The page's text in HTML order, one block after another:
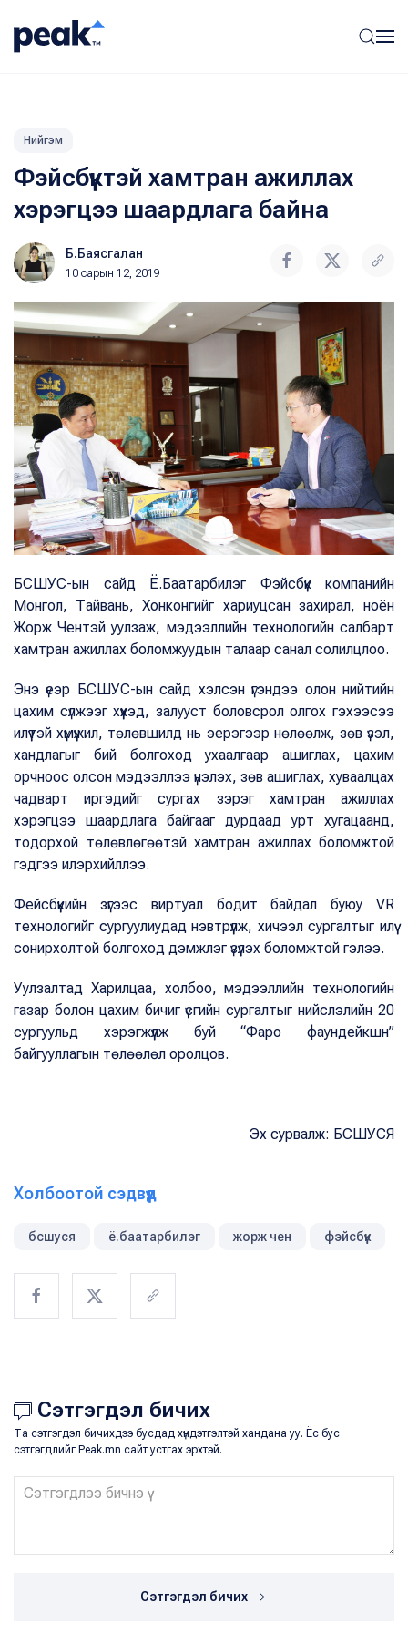
Нийгэм
Фэйсбүүктэй хамтран ажиллах
хэрэгцээ шаардлага байна
Б.Баясгалан
10 сарын 12, 2019
БСШУС-ын сайд Ё.Баатарбилэг Фэйсбүүк компанийн
Монгол, Тайвань, Хонконгийг хариуцсан захирал, ноён
Жорж Чентэй уулзаж, мэдээллийн технологийн салбарт
хамтран ажиллах боломжуудын талаар санал солилцлоо.
Энэ үеэр БСШУС-ын сайд хэлсэн үгэндээ олон нийтийн
цахим сүлжээг хүүхэд, залууст боловсрол олгох гэхээсээ
илүүтэй хүмүүжил, төлөвшилд нь эерэгээр нөлөөлж, зөв үзэл,
хандлагыг бий болгоход ухаалгаар ашиглах, цахим
орчноос олсон мэдээллээ үнэлэх, зөв ашиглах, хуваалцах
чадварт иргэдийг сургах зэрэг хамтран ажиллах
хэрэгцээ шаардлага байгааг дурдаад урт хугацаанд,
тодорхой төлөвлөгөөтэй хамтран ажиллах боломжтой
гэдгээ илэрхийллээ.
Фейсбүүкийн зүгээс виртуал бодит байдал буюу VR
технологийг сургуулиудад нэвтрүүлж, хичээл сургалтыг илүү
сонирхолтой болгоход дэмжлэг үзүүлэх боломжтой гэлээ.
Уулзалтад Харилцаа, холбоо, мэдээллийн технологийн
газар болон цахим бичиг үсгийн сургалтыг нийслэлийн 20
сургуульд хэрэгжүүлж буй “Фаро фаундейкшн”
байгууллагын төлөөлөл оролцов.
Эх сурвалж: БСШУСЯ
Холбоотой сэдвүүд
бсшуся ё.баатарбилэг жорж чен фэйсбүүк
Сэтгэгдэл бичих
Та сэтгэгдэл бичихдээ бусдад хүндэтгэлтэй хандана уу. Ёс бус
сэтгэгдлийг Peak.mn сайт устгах эрхтэй.
Сэтгэгдэл бичих